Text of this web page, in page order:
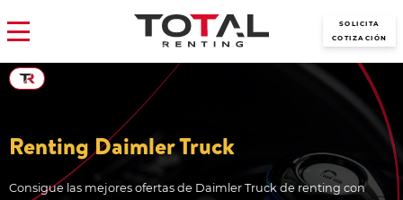
SOLICITA
COTIZACIÓN
Renting Daimler Truck
Consigue las mejores ofertas de Daimler Truck de renting con